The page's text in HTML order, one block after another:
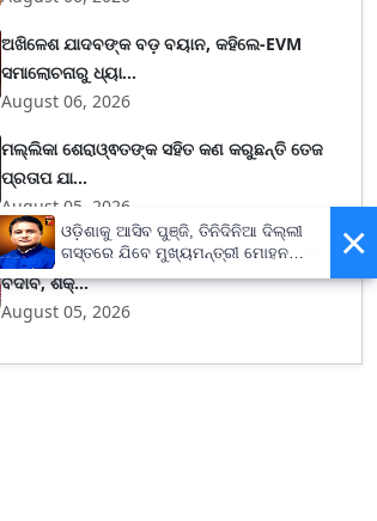
ଅଖିଳେଶ ଯାଦବଙ୍କ ବଡ଼ ବୟାନ, କହିଲେ-EVM
ସମାଲୋଚନାରୁ ଧ୍ୟା...
August 06, 2026
ମଲ୍ଲିକା ଶେରାଓ୍ଵତଙ୍କ ସହିତ କଣ କରୁଛନ୍ତି ତେଜ
ପ୍ରତାପ ଯା...
August 05, 2026
ଜଟିଳ ରୂପ ଧାରଣ କଲା ରେଭେନ୍ସା ଇଷ୍ଟ ହଷ୍ଟେଲ
ବିଦାବ, ଶିକ୍...
August 05, 2026
×
ଓଡ଼ିଶାକୁ ଆସିବ ପୁଞ୍ଜି, ତିନିଦିନିଆ ଦିଲ୍ଲୀ
ଗସ୍ତରେ ଯିବେ ମୁଖ୍ୟମନ୍ତ୍ରୀ ମୋହନ